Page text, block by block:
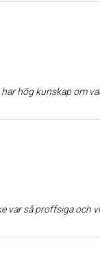
hög kunskap om
dem igen. De var snabba i kontakten, kom i god tid, jobbade